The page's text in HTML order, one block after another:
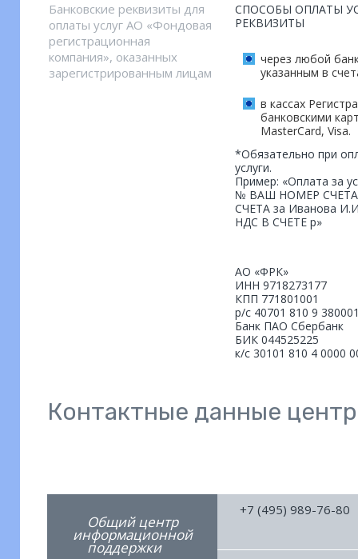
Банковские реквизиты для
оплаты услуг АО «Фондовая
регистрационная
компания», оказанных
зарегистрированным лицам
СПОСОБЫ ОПЛАТЫ
РЕКВИЗИТЫ
через любой
указанным в
в кассах
банковскими
MasterCard, Visa.
*Обязательно при
услуги.
Пример: «Оплата за
№ ВАШ НОМЕР СЧЕТА
СЧЕТА за Иванова
НДС В СЧЕТЕ р»
АО «ФРК»
ИНН 9718273177
КПП 771801001
р/с 40701 810 9
Банк ПАО Сбербанк
БИК 044525225
к/с 30101 810 4 0000
Контактные данные
Общий центр
информационной
поддержки
+7 (495) 989-76-80